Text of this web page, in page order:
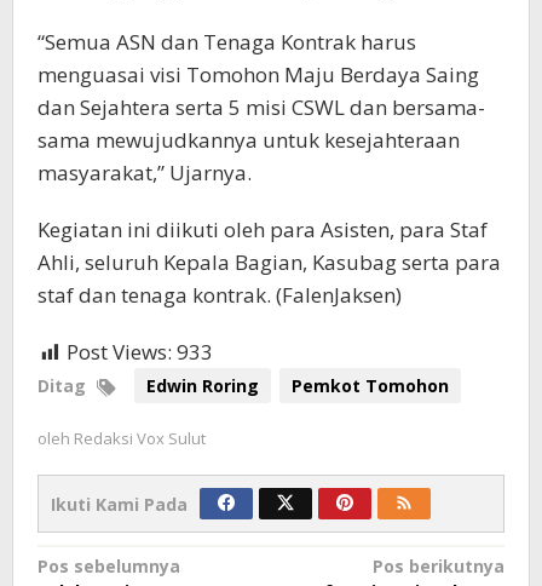
“Semua ASN dan Tenaga Kontrak harus
menguasai visi Tomohon Maju Berdaya Saing
dan Sejahtera serta 5 misi CSWL dan bersama-
sama mewujudkannya untuk kesejahteraan
masyarakat,” Ujarnya.
Kegiatan ini diikuti oleh para Asisten, para Staf
Ahli, seluruh Kepala Bagian, Kasubag serta para
staf dan tenaga kontrak. (FalenJaksen)
Post Views: 933
Ditag Edwin Roring Pemkot Tomohon
oleh Redaksi Vox Sulut
Ikuti Kami Pada
Navigasi
Pos sebelumnya
Pos berikutnya